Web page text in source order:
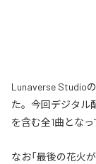
Lunaverse Studio
た。今回デジタル
を含む全1曲となっ
なお「最後の花火